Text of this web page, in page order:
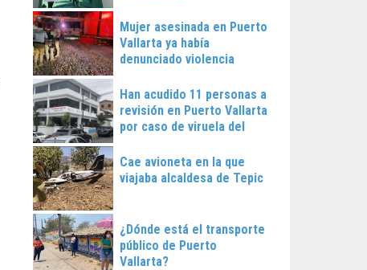
Mujer asesinada en Puerto
Vallarta ya había
denunciado violencia
Han acudido 11 personas a
revisión en Puerto Vallarta
por caso de viruela del
Cae avioneta en la que
viajaba alcaldesa de Tepic
¿Dónde está el transporte
público de Puerto
Vallarta?